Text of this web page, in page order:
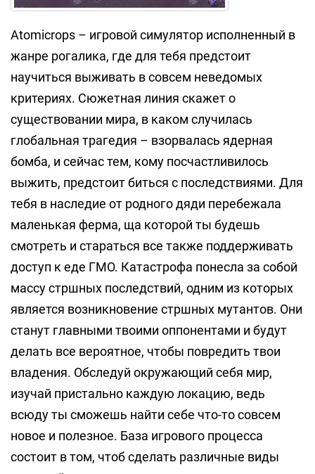
Atomicrops – игровой симулятор исполненный в
жанре рогалика, где для тебя предстоит
научиться выживать в совсем неведомых
критериях. Сюжетная линия скажет о
существовании мира, в каком случилась
глобальная трагедия – взорвалась ядерная
бомба, и сейчас тем, кому посчастливилось
выжить, предстоит биться с последствиями. Для
тебя в наследие от родного дяди перебежала
маленькая ферма, ща которой ты будешь
смотреть и стараться все также поддерживать
доступ к еде ГМО. Катастрофа понесла за собой
массу стршных последствий, одним из которых
является возникновение стршных мутантов. Они
станут главными твоими оппонентами и будут
делать все вероятное, чтобы повредить твои
владения. Обследуй окружающий себя мир,
изучай пристально каждую локацию, ведь
всюду ты сможешь найти себе что-то совсем
новое и полезное. База игрового процесса
состоит в том, чтоб сделать различные виды